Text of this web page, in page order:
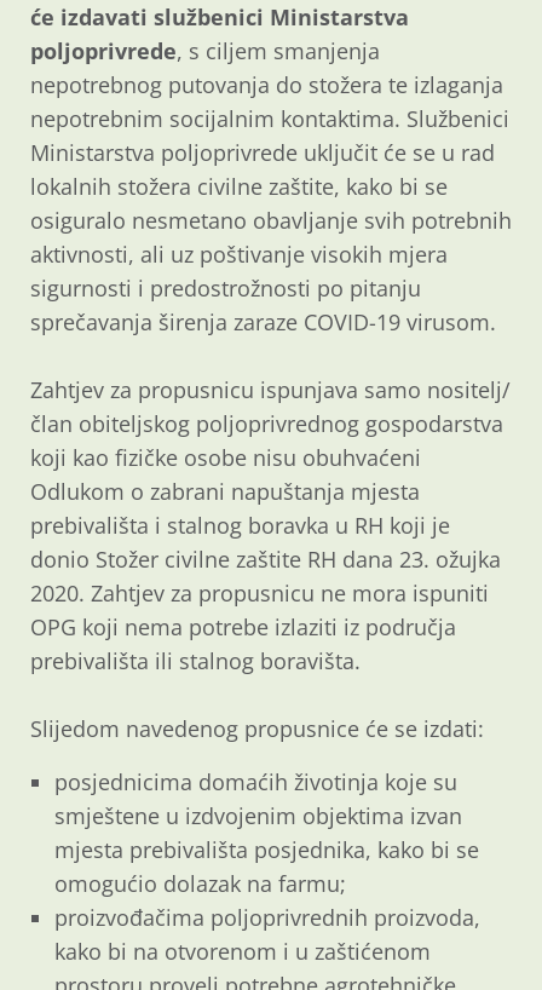
će izdavati službenici Ministarstva
poljoprivrede, s ciljem smanjenja
nepotrebnog putovanja do stožera te izlaganja
nepotrebnim socijalnim kontaktima. Službenici
Ministarstva poljoprivrede uključit će se u rad
lokalnih stožera civilne zaštite, kako bi se
osiguralo nesmetano obavljanje svih potrebnih
aktivnosti, ali uz poštivanje visokih mjera
sigurnosti i predostrožnosti po pitanju
sprečavanja širenja zaraze COVID-19 virusom.
Zahtjev za propusnicu ispunjava samo nositelj/
član obiteljskog poljoprivrednog gospodarstva
koji kao fizičke osobe nisu obuhvaćeni
Odlukom o zabrani napuštanja mjesta
prebivališta i stalnog boravka u RH koji je
donio Stožer civilne zaštite RH dana 23. ožujka
2020. Zahtjev za propusnicu ne mora ispuniti
OPG koji nema potrebe izlaziti iz područja
prebivališta ili stalnog boravišta.
Slijedom navedenog propusnice će se izdati:
posjednicima domaćih životinja koje su
smještene u izdvojenim objektima izvan
mjesta prebivališta posjednika, kako bi se
omogućio dolazak na farmu;
proizvođačima poljoprivrednih proizvoda,
kako bi na otvorenom i u zaštićenom